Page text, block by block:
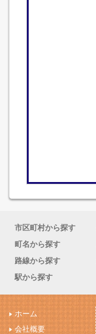
市区町村から探す
町名から探す
路線から探す
駅から探す
ホーム
会社概要